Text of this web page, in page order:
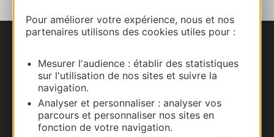
Pour améliorer votre expérience, nous et nos
partenaires utilisons des cookies utiles pour :
Mesurer l'audience : établir des statistiques
sur l'utilisation de nos sites et suivre la
navigation.
Analyser et personnaliser : analyser vos
parcours et personnaliser nos sites en
fonction de votre navigation.
Carte interactive
Documentation